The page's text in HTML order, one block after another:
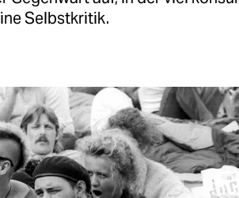
Selbstkritik.